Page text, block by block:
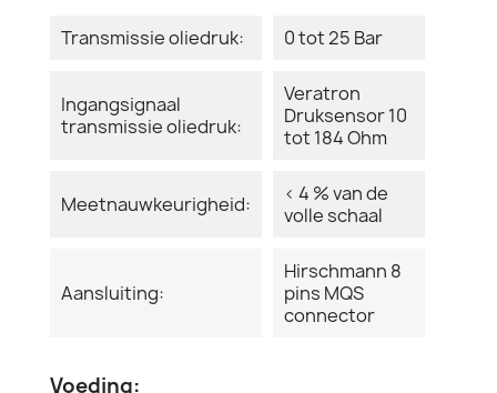
Transmissie oliedruk: 0 tot 25 Bar
Ingangsignaal
transmissie oliedruk:
Veratron
Druksensor 10
tot 184 Ohm
Meetnauwkeurigheid:
< 4 % van de
volle schaal
Aansluiting:
Hirschmann 8
pins MQS
connector
Voeding: